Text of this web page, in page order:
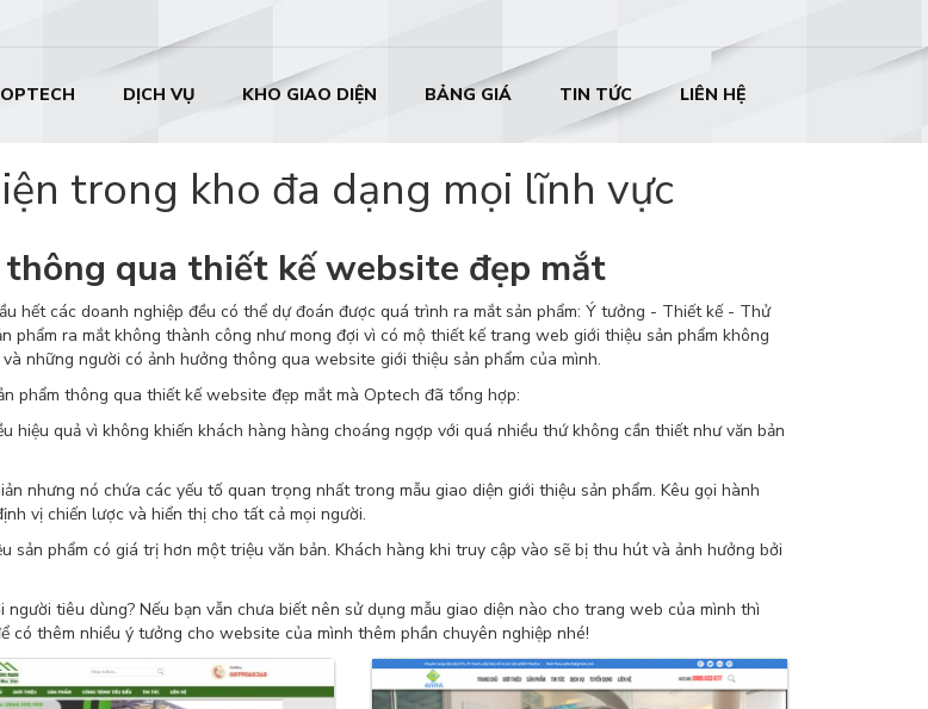
DỊCH VỤ KHO GIAO DIỆN BẢNG GIÁ TIN TỨC LIÊN HỆ
trong kho đa dạng mọi lĩnh vực
qua thiết kế website đẹp mắt
hết các doanh nghiệp đều có thể dự đoán được quá trình ra mắt sản phẩm: Ý tưởng - Thiết kế - Thử
phẩm ra mắt không thành công như mong đợi vì có mộ thiết kế trang web giới thiệu sản phẩm không
những người có ảnh hưởng thông qua website giới thiệu sản phẩm của mình.
phẩm thông qua thiết kế website đẹp mắt mà Optech đã tổng hợp:
quả vì không khiến khách hàng hàng choáng ngợp với quá nhiều thứ không cần thiết như văn bản
nó chứa các yếu tố quan trọng nhất trong mẫu giao diện giới thiệu sản phẩm. Kêu gọi hành
vị chiến lược và hiển thị cho tất cả mọi người.
phẩm có giá trị hơn một triệu văn bản. Khách hàng khi truy cập vào sẽ bị thu hút và ảnh hưởng bởi
tiêu dùng? Nếu bạn vẫn chưa biết nên sử dụng mẫu giao diện nào cho trang web của mình thì
thêm nhiều ý tưởng cho website của mình thêm phần chuyên nghiệp nhé!